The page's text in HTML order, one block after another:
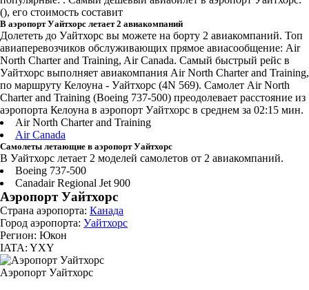
(), его стоимость составит
В аэропорт Уайтхорс летает 2 авиакомпаний
Долететь до Уайтхорс вы можете на борту 2 авиакомпаний. Топ
авиаперевозчиков обслуживающих прямое авиасообщение: Air
North Charter and Training, Air Canada. Самый быстрый рейс в
Уайтхорс выполняет авиакомпания Air North Charter and Training,
по маршруту Келоуна - Уайтхорс (4N 569). Самолет Air North
Charter and Training (Boeing 737-500) преодолевает расстояние из
аэропорта Келоуна в аэропорт Уайтхорс в среднем за 02:15 мин.
Air North Charter and Training
Air Canada
Самолеты летающие в аэропорт Уайтхорс
В Уайтхорс летает 2 моделей самолетов от 2 авиакомпаний.
Boeing 737-500
Canadair Regional Jet 900
Аэропорт Уайтхорс
Страна аэропорта: Канада
Город аэропорта: Уайтхорс
Регион: Юкон
IATA: YXY
Аэропорт Уайтхорс